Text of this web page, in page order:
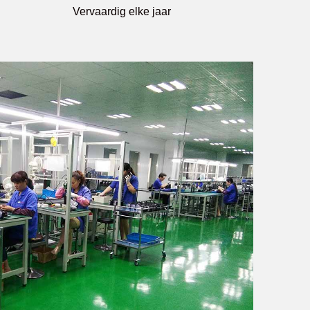
Vervaardig elke jaar